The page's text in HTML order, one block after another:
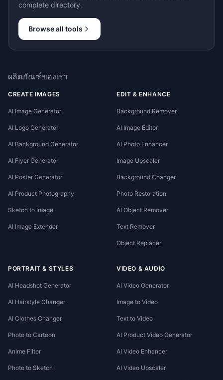
complete directory.
Browse all tools
ผลิตภัณฑ์ของเรา
CREATE IMAGES
AI Image Generator
AI Logo Generator
AI Background Generator
AI Flyer Generator
AI Poster Generator
AI Product Photography
Sketch to Image
AI Image Extender
EDIT & ENHANCE
Background Remover
AI Image Editor
AI Photo Enhancer
Image Upscaler
Background Changer
Photo Restoration
AI Object Remover
Text Remover
Object Replacer
PORTRAIT & STYLES
AI Headshot Generator
AI Hairstyle Changer
AI Clothes Changer
Photo to Cartoon
Anime Filter
Photo to Sketch
VIDEO & AUDIO
AI Video Generator
Image to Video
Text to Video
AI Product Video Generator
AI Video Enhancer
AI Video Upscaler